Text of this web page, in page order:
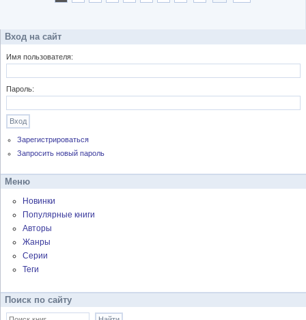
Вход на сайт
Имя пользователя:
Пароль:
Зарегистрироваться
Запросить новый пароль
Меню
Новинки
Популярные книги
Авторы
Жанры
Серии
Теги
Поиск по сайту